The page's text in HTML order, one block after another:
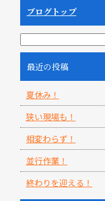
ブログトップ
最近の投稿
夏休み！
狭い現場も！
相変わらず！
並行作業！
終わりを迎える！